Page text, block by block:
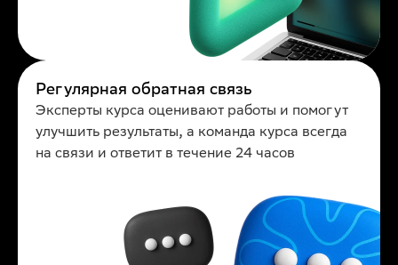
Регулярная обратная связь
Эксперты курса оценивают работы и помогут
улучшить результаты, а команда курса всегда
на связи и ответит в течение 24 часов